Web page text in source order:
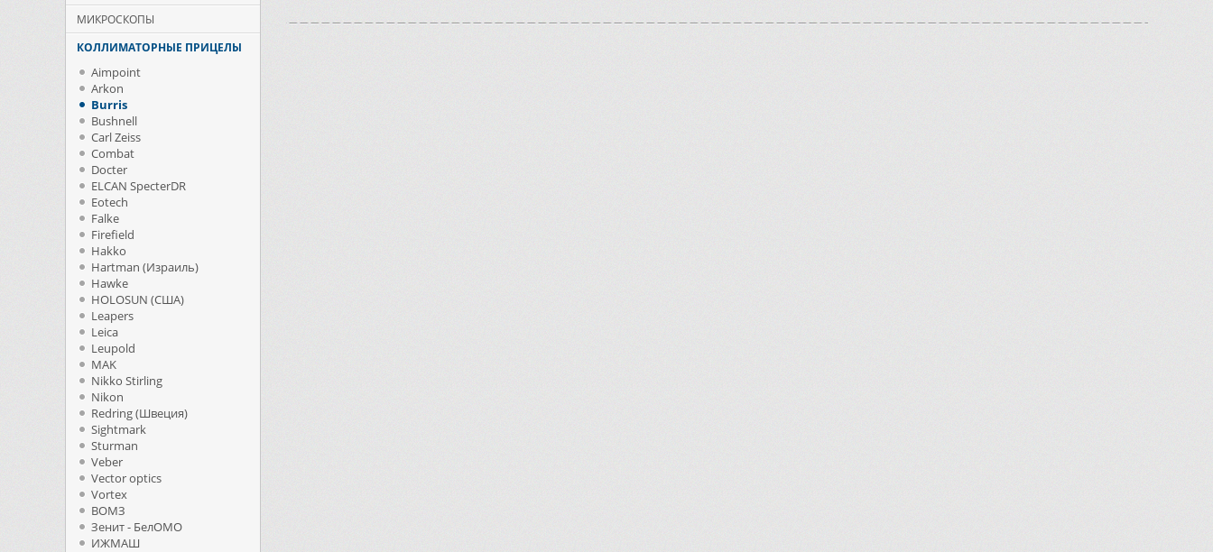
МИКРОСКОПЫ
КОЛЛИМАТОРНЫЕ ПРИЦЕЛЫ
Aimpoint
Arkon
Burris
Bushnell
Carl Zeiss
Combat
Docter
ELCAN SpecterDR
Eotech
Falke
Firefield
Hakko
Hartman (Израиль)
Hawke
HOLOSUN (США)
Leapers
Leica
Leupold
MAK
Nikko Stirling
Nikon
Redring (Швеция)
Sightmark
Sturman
Veber
Vector optics
Vortex
ВОМЗ
Зенит - БелОМО
ИЖМАШ